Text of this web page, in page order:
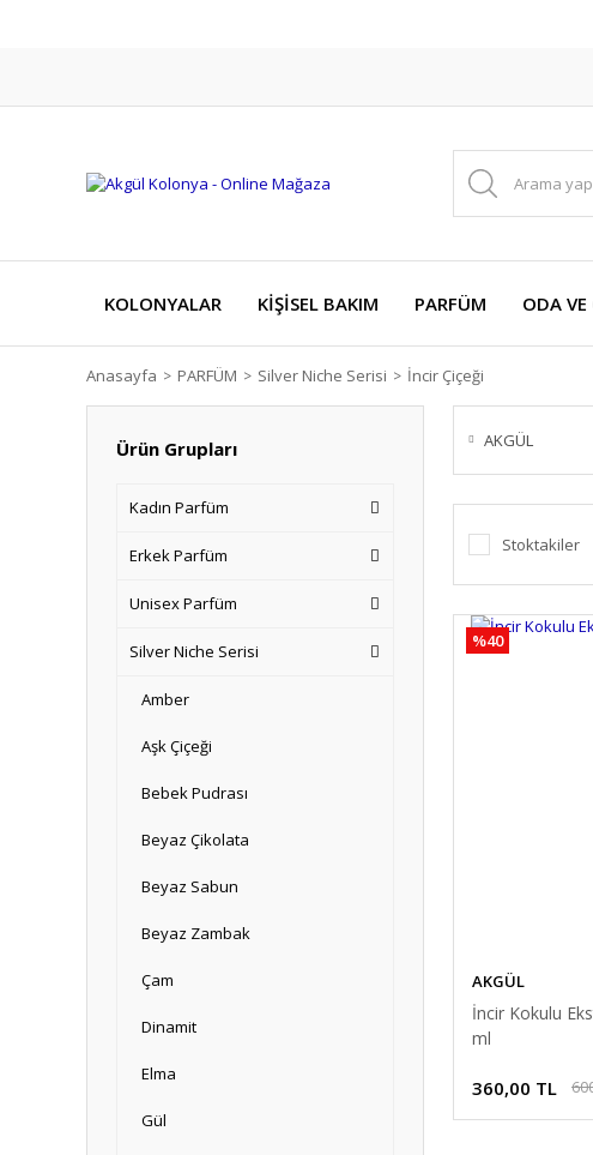
KOLONYALAR KİŞİSEL BAKIM PARFÜM ODA VE
Anasayfa PARFÜM Silver Niche Serisi İncir Çiçeği
Ürün Grupları
Kadın Parfüm
Erkek Parfüm
Unisex Parfüm
Silver Niche Serisi
Amber
Aşk Çiçeği
Bebek Pudrası
Beyaz Çikolata
Beyaz Sabun
Beyaz Zambak
Çam
Dinamit
Elma
Gül
AKGÜL
Stoktakiler
%40
AKGÜL
İncir Kokulu
ml
360,00 TL